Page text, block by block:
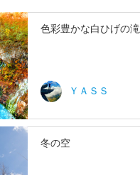
色彩豊かな白ひげの滝
ＹＡＳＳ
冬の空